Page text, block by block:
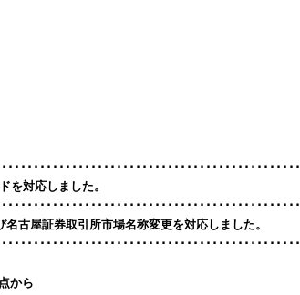
･･････････････････････････････････････････････
を対応しました。
･･････････････････････････････････････････････
古屋証券取引所市場名称変更を対応しました。
･･････････････････････････････････････････････
から